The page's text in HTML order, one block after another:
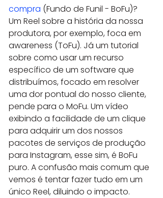
compra (Fundo de Funil - BoFu)?
Um Reel sobre a história da nossa
produtora, por exemplo, foca em
awareness (ToFu). Já um tutorial
sobre como usar um recurso
específico de um software que
distribuímos, focado em resolver
uma dor pontual do nosso cliente,
pende para o MoFu. Um vídeo
exibindo a facilidade de um clique
para adquirir um dos nossos
pacotes de serviços de produção
para Instagram, esse sim, é BoFu
puro. A confusão mais comum que
vemos é tentar fazer tudo em um
único Reel, diluindo o impacto.